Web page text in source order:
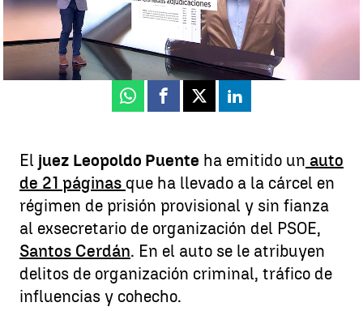
Laura Simón
Publicado: 01 de julio de 2025, 08:13
Whatsapp
Facebook
X Linkedin
El juez Leopoldo Puente ha emitido un auto
de 21 páginas que ha llevado a la cárcel en
régimen de prisión provisional y sin fianza
al exsecretario de organización del PSOE,
Santos Cerdán. En el auto se le atribuyen
delitos de organización criminal, tráfico de
influencias y cohecho.